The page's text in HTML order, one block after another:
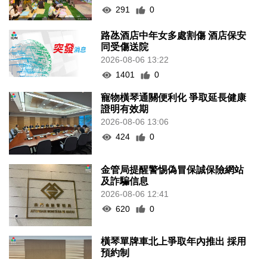
291
0
路氹酒店中年女多處割傷 酒店保安
同受傷送院
2026-08-06 13:22
1401
0
寵物橫琴通關便利化 爭取延長健康
證明有效期
2026-08-06 13:06
424
0
金管局提醒警惕偽冒保誠保險網站
及詐騙信息
2026-08-06 12:41
620
0
橫琴單牌車北上爭取年內推出 採用
預約制